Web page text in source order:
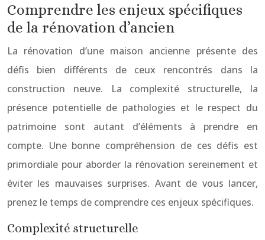
Comprendre les enjeux spécifiques
de la rénovation d’ancien
La rénovation d’une maison ancienne présente des
défis bien différents de ceux rencontrés dans la
construction neuve. La complexité structurelle, la
présence potentielle de pathologies et le respect du
patrimoine sont autant d’éléments à prendre en
compte. Une bonne compréhension de ces défis est
primordiale pour aborder la rénovation sereinement et
éviter les mauvaises surprises. Avant de vous lancer,
prenez le temps de comprendre ces enjeux spécifiques.
Complexité structurelle